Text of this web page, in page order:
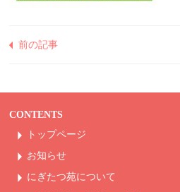
前の記事
CONTENTS
トップページ
お知らせ
にぎたつ苑について